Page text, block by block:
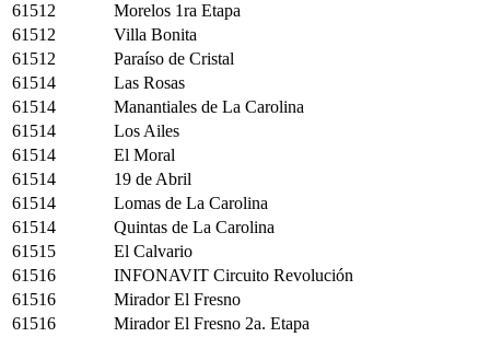
61512
Morelos 1ra Etapa
61512
Villa Bonita
61512
Paraíso de Cristal
61514
Las Rosas
61514
Manantiales de La Carolina
61514
Los Ailes
61514
El Moral
61514
19 de Abril
61514
Lomas de La Carolina
61514
Quintas de La Carolina
61515
El Calvario
61516
INFONAVIT Circuito Revolución
61516
Mirador El Fresno
61516
Mirador El Fresno 2a. Etapa